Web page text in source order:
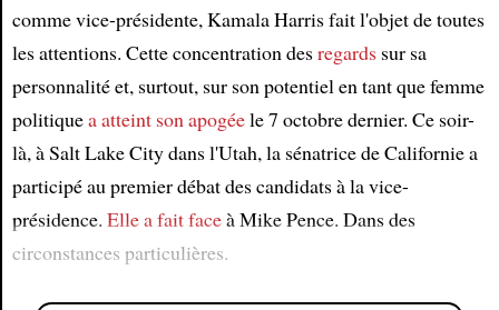
comme vice-présidente, Kamala Harris fait l'objet de toutes
les attentions. Cette concentration desregardssur sa
personnalité et, surtout, sur son potentiel en tant que femme
politiquea atteint son apogéele 7 octobre dernier. Ce soir-
là, à Salt Lake City dans l'Utah, la sénatrice de Californie a
participé au premier débat des candidats à la vice-
présidence. Elle a fait faceà Mike Pence. Dans des
circonstances particulières.